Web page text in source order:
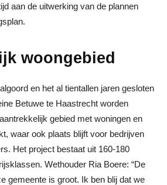
aan de uitwerking van de plannen
woongebied
en het al tientallen jaren gesloten
Betuwe te Haastrecht worden
gebied met woningen en
waar ook plaats blijft voor bedrijven
Het project bestaat uit 160-180
Wethouder Ria Boere: “De
gemeente is groot. Ik ben blij dat we